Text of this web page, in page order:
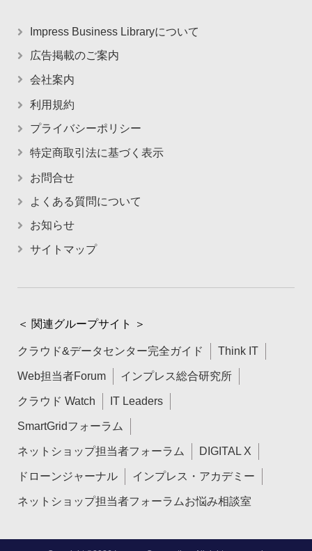
Impress Business Libraryについて
広告掲載のご案内
会社案内
利用規約
プライバシーポリシー
特定商取引法に基づく表示
お問合せ
よくある質問について
お知らせ
サイトマップ
＜ 関連グループサイト ＞
クラウド&データセンター完全ガイド Think IT
Web担当者Forum インプレス総合研究所
クラウド Watch IT Leaders
SmartGridフォーラム
ネットショップ担当者フォーラム DIGITAL X
ドローンジャーナル インプレス・アカデミー
ネットショップ担当者フォーラムお悩み相談室